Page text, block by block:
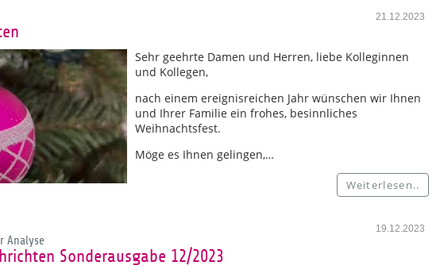
21.12.2023
Sehr geehrte Damen und Herren, liebe Kolleginnen
und Kollegen,
nach einem ereignisreichen Jahr wünschen wir Ihnen
und Ihrer Familie ein frohes, besinnliches
Weihnachtsfest.
Möge es Ihnen gelingen,…
Weiterlesen..
19.12.2023
Analyse
Sonderausgabe 12/2023